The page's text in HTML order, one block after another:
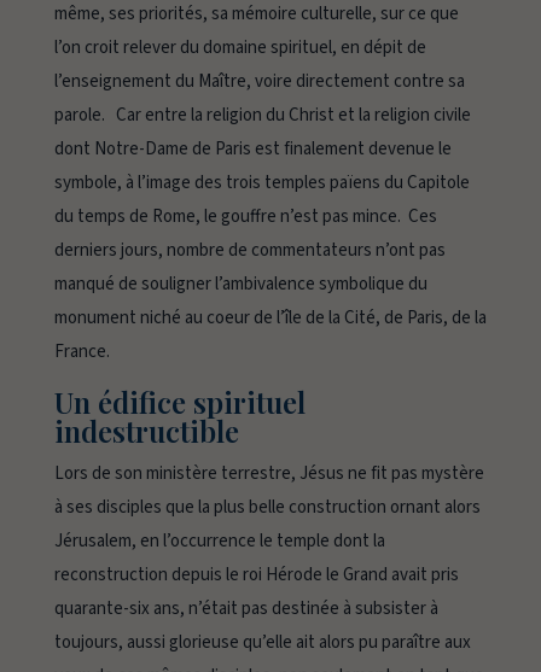
même, ses priorités, sa mémoire culturelle, sur ce que
l’on croit relever du domaine spirituel, en dépit de
l’enseignement du Maître, voire directement contre sa
parole. Car entre la religion du Christ et la religion civile
dont Notre-Dame de Paris est finalement devenue le
symbole, à l’image des trois temples païens du Capitole
du temps de Rome, le gouffre n’est pas mince. Ces
derniers jours, nombre de commentateurs n’ont pas
manqué de souligner l’ambivalence symbolique du
monument niché au coeur de l’île de la Cité, de Paris, de la
France.
Un édifice spirituel
indestructible
Lors de son ministère terrestre, Jésus ne fit pas mystère
à ses disciples que la plus belle construction ornant alors
Jérusalem, en l’occurrence le temple dont la
reconstruction depuis le roi Hérode le Grand avait pris
quarante-six ans, n’était pas destinée à subsister à
toujours, aussi glorieuse qu’elle ait alors pu paraître aux